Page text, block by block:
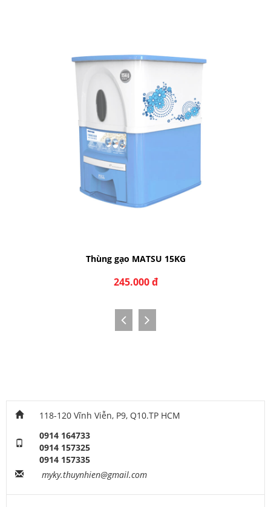
Thùng gạo MATSU 15KG
245.000 đ
118-120 Vĩnh Viễn, P9, Q10.TP HCM
0914 164733
0914 157325
0914 157335
myky.thuynhien@gmail.com